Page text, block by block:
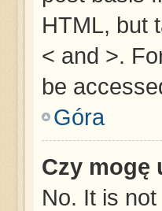
HTML, but
< and >.
be
Góra
Czy mogę
No. It is